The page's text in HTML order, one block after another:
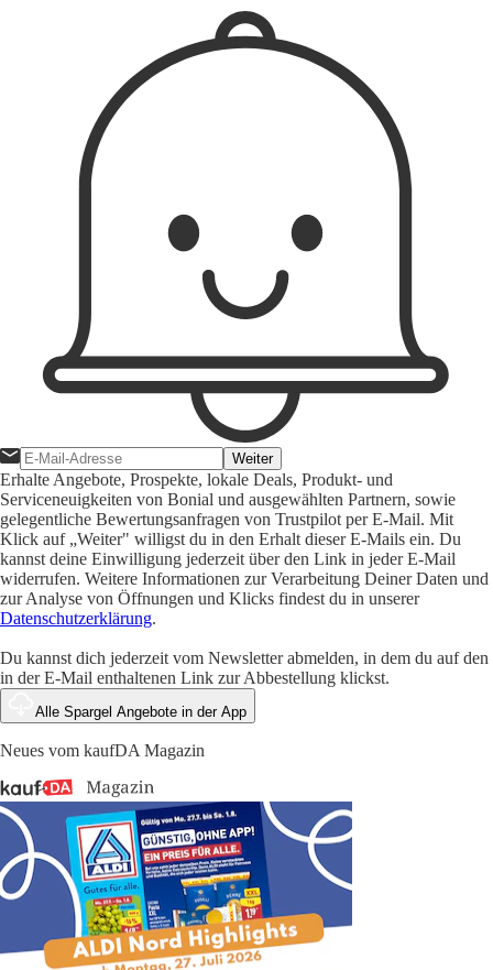
Weiter
Erhalte Angebote, Prospekte, lokale Deals, Produkt- und
Serviceneuigkeiten von Bonial und ausgewählten Partnern, sowie
gelegentliche Bewertungsanfragen von Trustpilot per E-Mail. Mit
Klick auf „Weiter" willigst du in den Erhalt dieser E-Mails ein. Du
kannst deine Einwilligung jederzeit über den Link in jeder E-Mail
widerrufen. Weitere Informationen zur Verarbeitung Deiner Daten und
zur Analyse von Öffnungen und Klicks findest du in unserer
Datenschutzerklärung.
Du kannst dich jederzeit vom Newsletter abmelden, in dem du auf den
in der E-Mail enthaltenen Link zur Abbestellung klickst.
Alle Spargel Angebote in der App
Neues vom kaufDA Magazin